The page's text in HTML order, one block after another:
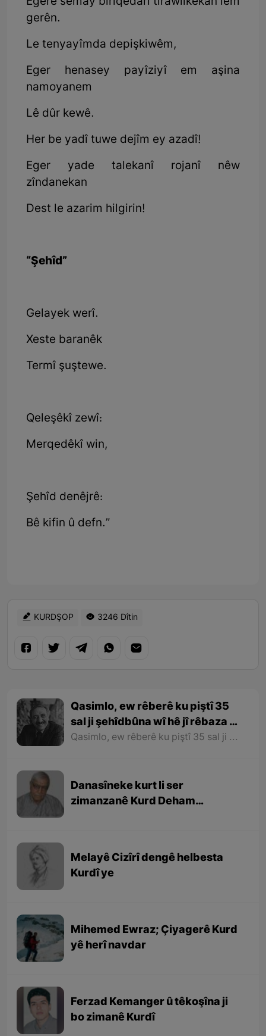
gerên.
Le tenyayîmda depişkiwêm,
Eger henasey payîziyî em aşina
namoyanem
Lê dûr kewê.
Her be yadî tuwe dejîm ey azadî!
Eger yade talekanî rojanî nêw
zîndanekan
Dest le azarim hilgirin!
“Şehîd”
Gelayek werî.
Xeste baranêk
Termî şuştewe.
Qeleşêkî zewî:
Merqedêkî win,
Şehîd denêjrê:
Bê kifin û defn.”
KURDŞOP 3246 Dîtin
Qasimlo, ew rêberê ku piştî 35
sal ji şehîdbûna wî hê jî rêbaza wî
her zîndî ye
Qasimlo, ew rêberê ku piştî 35 sal ji şehîdbûna wî hê jî rêbaza wî her zîndî ye
Danasîneke kurt li ser
zimanzanê Kurd Deham
Melayê Cizîrî dengê helbesta
Kurdî ye
Mihemed Ewraz; Çiyagerê Kurd
yê herî navdar
Ferzad Kemanger û têkoşîna ji
bo zimanê Kurdî